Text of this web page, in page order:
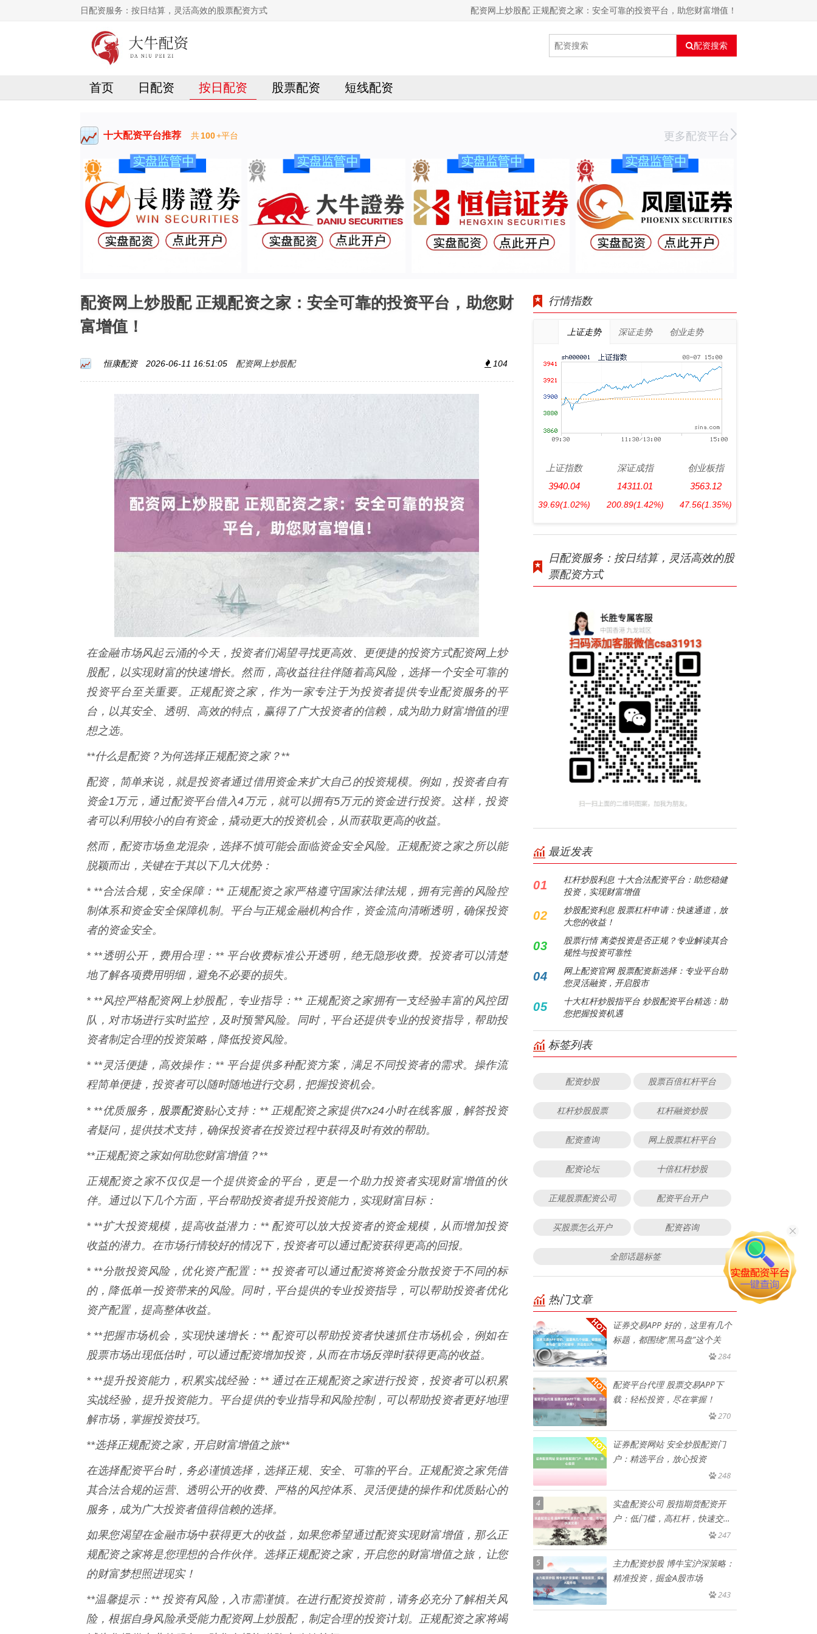
日配资服务：按日结算，灵活高效的股票配资方式 配资网上炒股配 正规配资之家：安全可靠的投资平台，助您财富增值！
配资搜索
首页 日配资 按日配资 股票配资 短线配资
十大配资平台推荐 共100+平台 更多配资平台
配资网上炒股配 正规配资之家：安全可靠的投资平台，助您财
富增值！
恒康配资 2026-06-11 16:51:05 配资网上炒股配 104
在金融市场风起云涌的今天，投资者们渴望寻找更高效、更便捷的投资方式配资网上炒
股配，以实现财富的快速增长。然而，高收益往往伴随着高风险，选择一个安全可靠的
投资平台至关重要。正规配资之家，作为一家专注于为投资者提供专业配资服务的平
台，以其安全、透明、高效的特点，赢得了广大投资者的信赖，成为助力财富增值的理
想之选。
**什么是配资？为何选择正规配资之家？**
配资，简单来说，就是投资者通过借用资金来扩大自己的投资规模。例如，投资者自有
资金1万元，通过配资平台借入4万元，就可以拥有5万元的资金进行投资。这样，投资
者可以利用较小的自有资金，撬动更大的投资机会，从而获取更高的收益。
然而，配资市场鱼龙混杂，选择不慎可能会面临资金安全风险。正规配资之家之所以能
脱颖而出，关键在于其以下几大优势：
* **合法合规，安全保障：** 正规配资之家严格遵守国家法律法规，拥有完善的风险控
制体系和资金安全保障机制。平台与正规金融机构合作，资金流向清晰透明，确保投资
者的资金安全。
* **透明公开，费用合理：** 平台收费标准公开透明，绝无隐形收费。投资者可以清楚
地了解各项费用明细，避免不必要的损失。
* **风控严格配资网上炒股配，专业指导：** 正规配资之家拥有一支经验丰富的风控团
队，对市场进行实时监控，及时预警风险。同时，平台还提供专业的投资指导，帮助投
资者制定合理的投资策略，降低投资风险。
* **灵活便捷，高效操作：** 平台提供多种配资方案，满足不同投资者的需求。操作流
程简单便捷，投资者可以随时随地进行交易，把握投资机会。
* **优质服务， 股票配资贴心支持：** 正规配资之家提供7x24小时在线客服，解答投资
者疑问，提供技术支持，确保投资者在投资过程中获得及时有效的帮助。
**正规配资之家如何助您财富增值？**
正规配资之家不仅仅是一个提供资金的平台，更是一个助力投资者实现财富增值的伙
伴。通过以下几个方面，平台帮助投资者提升投资能力，实现财富目标：
* **扩大投资规模，提高收益潜力：** 配资可以放大投资者的资金规模，从而增加投资
收益的潜力。在市场行情较好的情况下，投资者可以通过配资获得更高的回报。
* **分散投资风险，优化资产配置：** 投资者可以通过配资将资金分散投资于不同的标
的，降低单一投资带来的风险。同时，平台提供的专业投资指导，可以帮助投资者优化
资产配置，提高整体收益。
* **把握市场机会，实现快速增长：** 配资可以帮助投资者快速抓住市场机会，例如在
股票市场出现低估时，可以通过配资增加投资，从而在市场反弹时获得更高的收益。
* **提升投资能力，积累实战经验：** 通过在正规配资之家进行投资，投资者可以积累
实战经验，提升投资能力。平台提供的专业指导和风险控制，可以帮助投资者更好地理
解市场，掌握投资技巧。
**选择正规配资之家，开启财富增值之旅**
在选择配资平台时，务必谨慎选择，选择正规、安全、可靠的平台。正规配资之家凭借
其合法合规的运营、透明公开的收费、严格的风控体系、灵活便捷的操作和优质贴心的
服务，成为广大投资者值得信赖的选择。
如果您渴望在金融市场中获得更大的收益，如果您希望通过配资实现财富增值，那么正
规配资之家将是您理想的合作伙伴。选择正规配资之家，开启您的财富增值之旅，让您
的财富梦想照进现实！
**温馨提示：** 投资有风险，入市需谨慎。在进行配资投资前，请务必充分了解相关风
险，根据自身风险承受能力配资网上炒股配，制定合理的投资计划。正规配资之家将竭
行情指数
上证走势 深证走势 创业走势
上证指数
3940.04
39.69(1.02%)
深证成指
14311.01
200.89(1.42%)
创业板指
3563.12
47.56(1.35%)
日配资服务：按日结算，灵活高效的股
票配资方式
最近发表
01
杠杆炒股利息 十大合法配资平台：助您稳健
投资，实现财富增值
02
炒股配资利息 股票杠杆申请：快速通道，放
大您的收益！
03
股票行情 离娄投资是否正规？专业解读其合
规性与投资可靠性
04
网上配资官网 股票配资新选择：专业平台助
您灵活融资，开启股市
05
十大杠杆炒股指平台 炒股配资平台精选：助
您把握投资机遇
标签列表
配资炒股 股票百倍杠杆平台
杠杆炒股股票 杠杆融资炒股
配资查询 网上股票杠杆平台
配资论坛 十倍杠杆炒股
正规股票配资公司 配资平台开户
买股票怎么开户 配资咨询
全部话题标签
热门文章
证券交易APP 好的，这里有几个
标题，都围绕“黑马盘”这个关
284
配资平台代理 股票交易APP下
载：轻松投资，尽在掌握！
270
证券配资网站 安全炒股配资门
户：精选平台，放心投资
248
4
实盘配资公司 股指期货配资开
户：低门槛，高杠杆，快速交
247
5
主力配资炒股 博牛宝沪深策略：
精准投资，掘金A股市场
243